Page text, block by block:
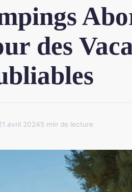
des
avril 20245 min de lecture